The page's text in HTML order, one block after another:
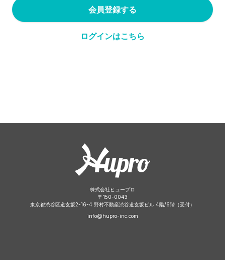
会員登録する
ログインはこちら
株式会社ヒュープロ
〒 150-0043
東京都渋谷区道玄坂2-16-4 野村不動産渋谷道玄坂ビル 4階/6階（受付）
info@hupro-inc.com